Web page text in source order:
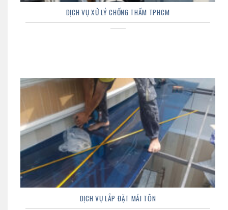
DỊCH VỤ XỬ LÝ CHỐNG THẤM TPHCM
DỊCH VỤ LẮP ĐẶT MÁI TÔN